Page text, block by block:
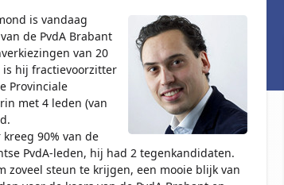
is vandaag
de PvdA Brabant
van 20
is hij fractievoorzitter
Provinciale
met 4 leden (van
90% van de
PvdA-leden, hij had 2 tegenkandidaten.
zoveel steun te krijgen, een mooie blijk van